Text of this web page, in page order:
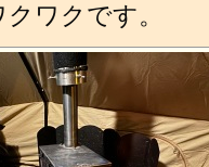
ワクです。